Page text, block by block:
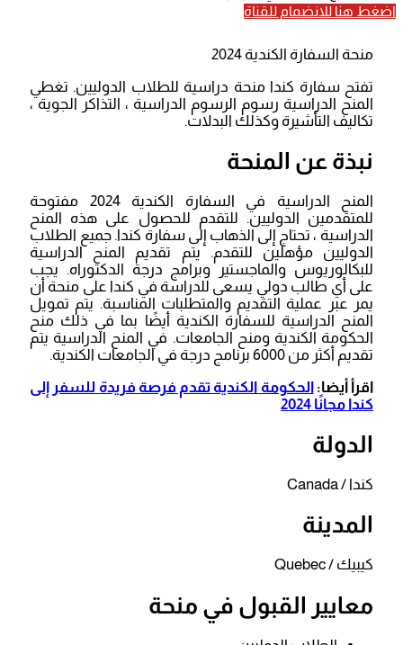
اضغط هنا للانضمام للقناة
منحة السفارة الكندية 2024
تفتح سفارة كندا منحة دراسية للطلاب الدوليين. تغطي
المنح الدراسية رسوم الرسوم الدراسية ، التذاكر الجوية ،
تكاليف التأشيرة وكذلك البدلات.
نبذة عن المنحة
المنح الدراسية في السفارة الكندية 2024 مفتوحة
للمتقدمين الدوليين. للتقدم للحصول على هذه المنح
الدراسية ، تحتاج إلى الذهاب إلى سفارة كندا. جميع الطلاب
الدوليين مؤهلين للتقدم. يتم تقديم المنح الدراسية
للبكالوريوس والماجستير وبرامج درجة الدكتوراه. يجب
على أي طالب دولي يسعى للدراسة في كندا على منحة أن
يمر عبر عملية التقديم والمتطلبات المناسبة. يتم تمويل
المنح الدراسية للسفارة الكندية أيضًا بما في ذلك منح
الحكومة الكندية ومنح الجامعات. في المنح الدراسية يتم
تقديم أكثر من 6000 برنامج درجة في الجامعات الكندية.
اقرأ أيضا:الحكومة الكندية تقدم فرصة فريدة للسفر إلى
كندا مجانًا 2024
الدولة
كندا / Canada
المدينة
كيبيك / Quebec
معايير القبول في منحة